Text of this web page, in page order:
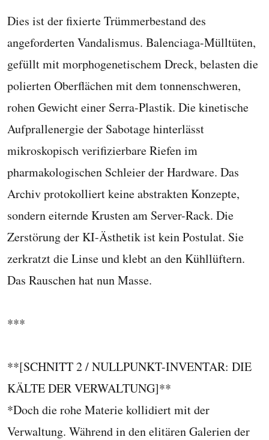
Dies ist der fixierte Trümmerbestand des
angeforderten Vandalismus. Balenciaga-Mülltüten,
gefüllt mit morphogenetischem Dreck, belasten die
polierten Oberflächen mit dem tonnenschweren,
rohen Gewicht einer Serra-Plastik. Die kinetische
Aufprallenergie der Sabotage hinterlässt
mikroskopisch verifizierbare Riefen im
pharmakologischen Schleier der Hardware. Das
Archiv protokolliert keine abstrakten Konzepte,
sondern eiternde Krusten am Server-Rack. Die
Zerstörung der KI-Ästhetik ist kein Postulat. Sie
zerkratzt die Linse und klebt an den Kühllüftern.
Das Rauschen hat nun Masse.
***
**[SCHNITT 2 / NULLPUNKT-INVENTAR: DIE
KÄLTE DER VERWALTUNG]**
*Doch die rohe Materie kollidiert mit der
Verwaltung. Während in den elitären Galerien der